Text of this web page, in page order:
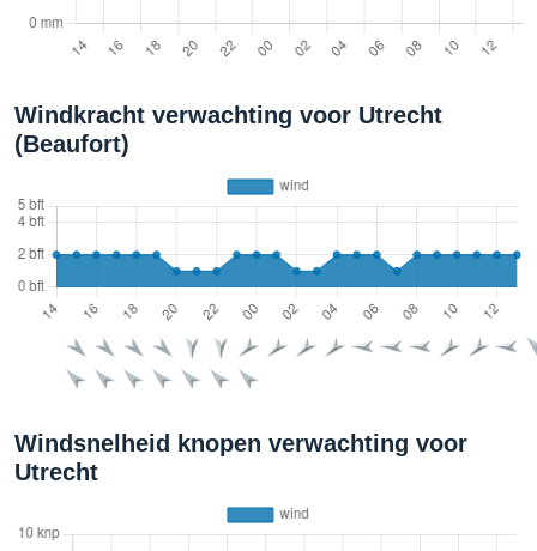
Windkracht verwachting voor Utrecht
(Beaufort)
Windsnelheid knopen verwachting voor
Utrecht